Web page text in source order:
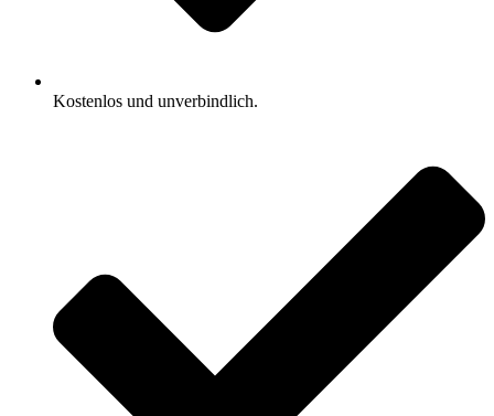
Kostenlos und unverbindlich.